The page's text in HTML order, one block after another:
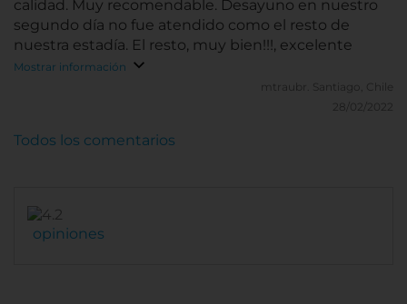
calidad. Muy recomendable. Desayuno en nuestro
segundo día no fue atendido como el resto de
nuestra estadía. El resto, muy bien!!!, excelente
Mostrar información
mtraubr.
Santiago, Chile
28/02/2022
opiniones
Todos los comentarios